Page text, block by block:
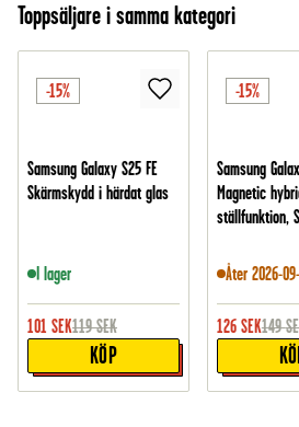
Toppsäljare i samma kategori
-15%
Samsung Galaxy S25 FE
Skärmskydd i härdat glas
I lager
101 SEK119 SEK
KÖP
-15%
Samsung
Magnetic
ställfunktion,
Åter 2026-
126 SEK149